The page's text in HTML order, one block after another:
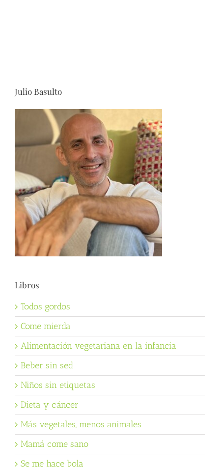
Julio Basulto
Libros
Todos gordos
Come mierda
Alimentación vegetariana en la infancia
Beber sin sed
Niños sin etiquetas
Dieta y cáncer
Más vegetales, menos animales
Mamá come sano
Se me hace bola